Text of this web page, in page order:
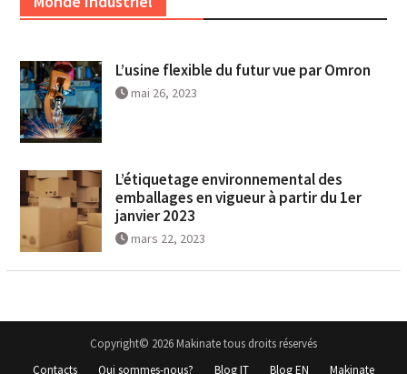
L’usine flexible du futur vue par Omron
mai 26, 2023
L’étiquetage environnemental des
emballages en vigueur à partir du 1er
janvier 2023
mars 22, 2023
Copyright© 2026 Makinate tous droits réservés
Contacts
Qui sommes-nous? Blog IT Blog EN Makinate